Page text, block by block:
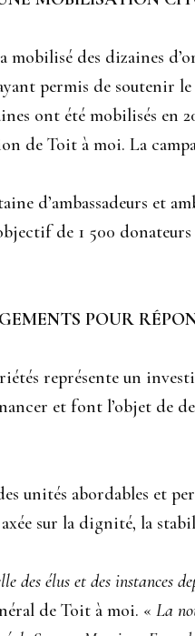
des dizaines
permis de soutenir
ont été mobilisés en
de Toit à moi. La
d’ambassadeurs et
de 1 500
POUR
représente un
et font l’objet de
unités abordables et
sur la dignité, la
des élus et des instances
de Toit à moi. « La